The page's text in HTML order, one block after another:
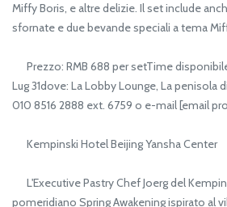
Miffy Boris, e altre delizie. Il set include
sfornate e due bevande speciali a tema
Prezzo: RMB 688 per setTime
Lug 31dove: La Lobby Lounge, La penisola
010 8516 2888 ext. 6759 o e-mail [email
Kempinski Hotel Beijing Yansha Center
L'Executive Pastry Chef Joerg del
pomeridiano Spring Awakening ispirato al